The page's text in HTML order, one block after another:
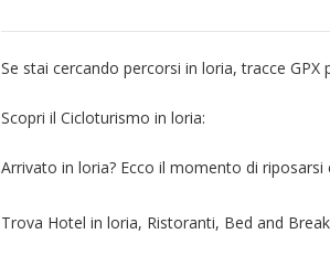
Se stai cercando percorsi in loria, tracce
Scopri il Cicloturismo in loria:
Arrivato in loria? Ecco il momento di
Trova Hotel in loria, Ristoranti, Bed and